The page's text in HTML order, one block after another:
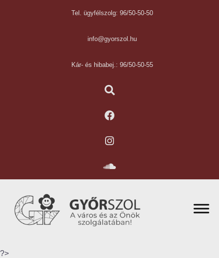
Tel. ügyfélszolg: 96/50-50-50
info@gyorszol.hu
Kár- és hibabej.: 96/50-50-55
?>